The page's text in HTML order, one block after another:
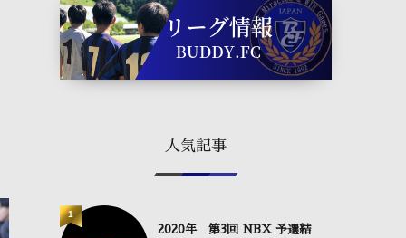
人気記事
2020年 第3回 NBX 予選結
1